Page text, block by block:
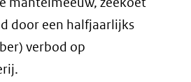
door een halfjaarlijks
verbod op